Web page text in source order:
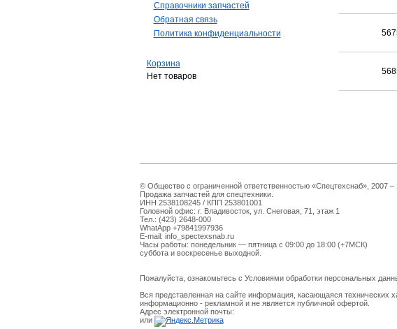
Справочники запчастей
Обратная связь
Политика конфиденциальности
Корзина
Нет товаров
© Общество с ограниченной ответственностью «Спецтехснаб», 2007 –
Продажа запчастей для спецтехники.
ИНН 2538108245 / КПП 253801001
Головной офис: г. Владивосток, ул. Снеговая, 71, этаж 1
Тел.: (423) 2648-000
WhatApp +79841997936
E-mail: info_spectexsnab.ru
Часы работы: понедельник — пятница с 09:00 до 18:00 (+7МСК)
суббота и воскресенье выходной.
Пожалуйста, ознакомьтесь с Условиями обработки персональных
Вся представленная на сайте информация, касающаяся технических
информационно - рекламной и не является публичной офертой.
Адрес электронной почты:
или